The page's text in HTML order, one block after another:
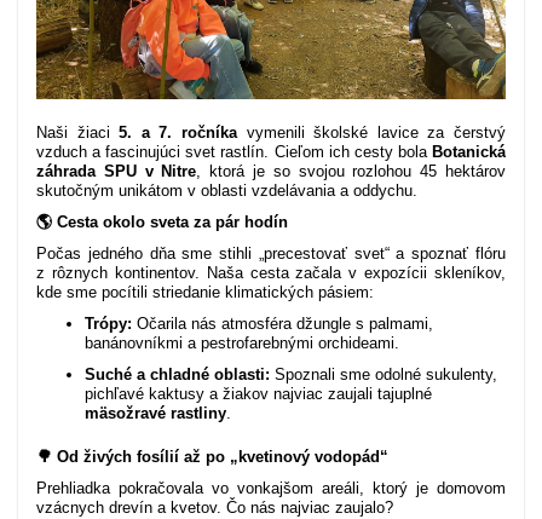
Naši žiaci5. a 7. ročníkavymenili školské lavice za čerstvý
vzduch a fascinujúci svet rastlín. Cieľom ich cesty bola Botanická
záhrada SPU v Nitre, ktorá je so svojou rozlohou 45 hektárov
skutočným unikátom v oblasti vzdelávania a oddychu.
🌎 Cesta okolo sveta za pár hodín
Počas jedného dňa sme stihli „precestovať svet“ a spoznať flóru
z rôznych kontinentov. Naša cesta začala v expozícii skleníkov,
kde sme pocítili striedanie klimatických pásiem:
Trópy: Očarila nás atmosféra džungle s palmami,
banánovníkmi a pestrofarebnými orchideami.
Suché a chladné oblasti: Spoznali sme odolné sukulenty,
pichľavé kaktusy a žiakov najviac zaujali tajuplné
mäsožravé rastliny.
🌳 Od živých fosílií až po „kvetinový vodopád“
Prehliadka pokračovala vo vonkajšom areáli, ktorý je domovom
vzácnych drevín a kvetov. Čo nás najviac zaujalo?